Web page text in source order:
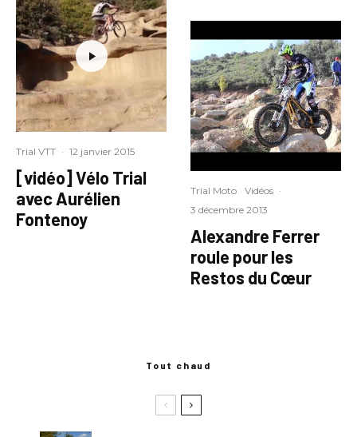
Trial VTT · 12 janvier 2015
[vidéo] Vélo Trial
avec Aurélien
Fontenoy
Trial Moto Vidéos ·
3 décembre 2013
‪Alexandre Ferrer
roule pour les
Restos du Cœur
Tout chaud